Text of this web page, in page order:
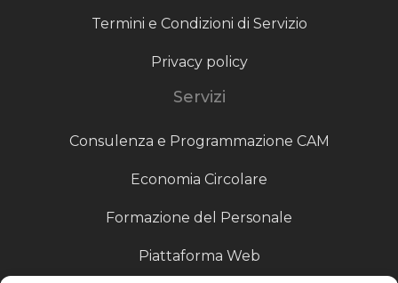
Termini e Condizioni di Servizio
Privacy policy
Servizi
Consulenza e Programmazione CAM
Economia Circolare
Formazione del Personale
Piattaforma Web